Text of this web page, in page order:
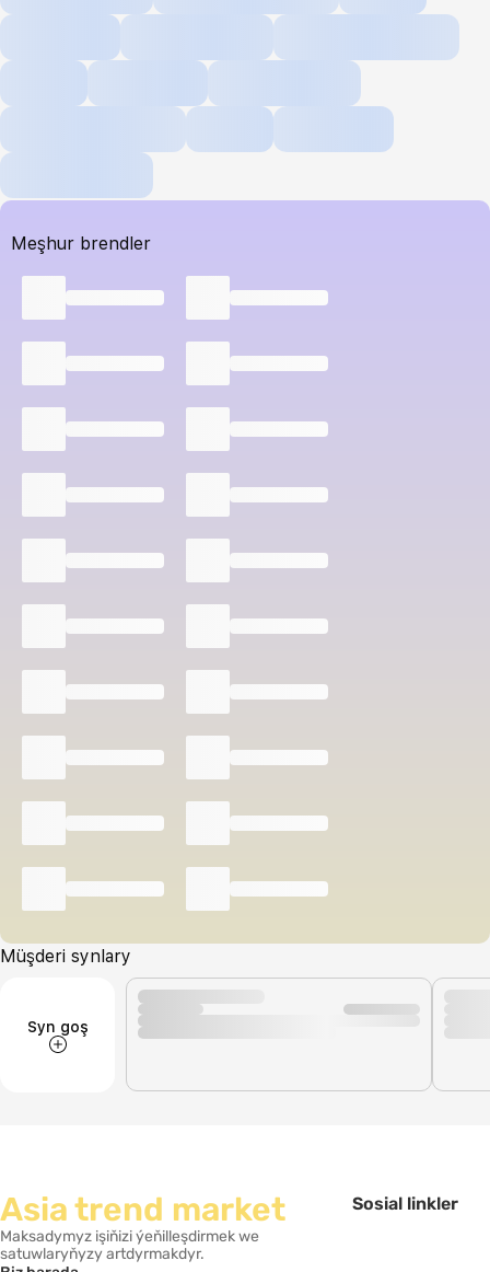
Meşhur brendler
Müşderi synlary
Syn goş
Asia trend market
Maksadymyz işiňizi ýeňilleşdirmek we
satuwlaryňyzy artdyrmakdyr.
Sosial linkler